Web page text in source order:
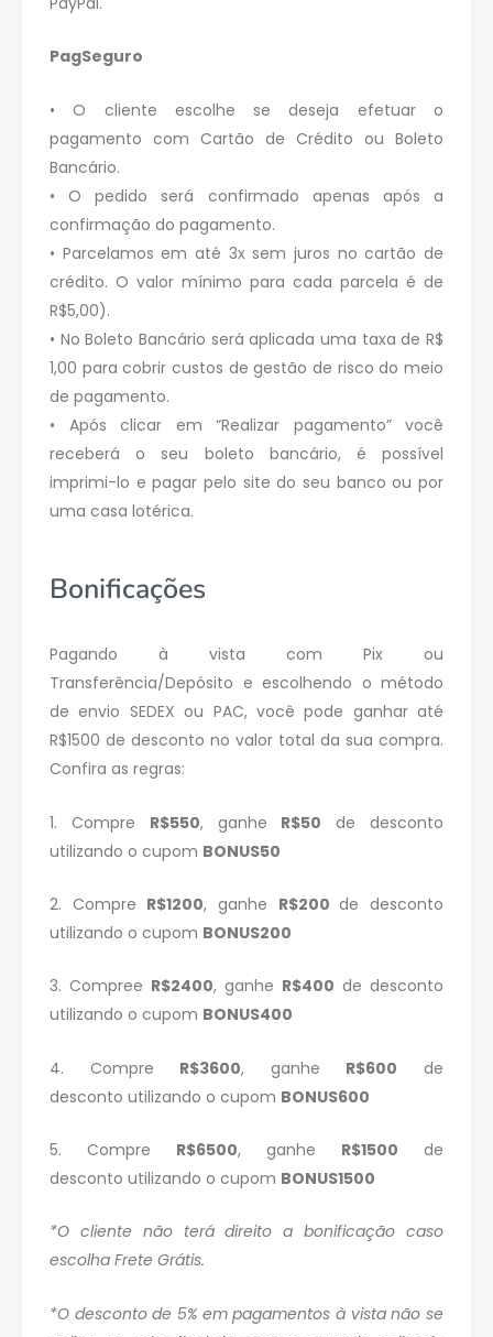
PagSeguro
• O cliente escolhe se deseja efetuar o
pagamento com Cartão de Crédito ou Boleto
Bancário.
• O pedido será confirmado apenas após a
confirmação do pagamento.
• Parcelamos em até 3x sem juros no cartão de
crédito. O valor mínimo para cada parcela é de
R$5,00).
• No Boleto Bancário será aplicada uma taxa de R$
1,00 para cobrir custos de gestão de risco do meio
de pagamento.
• Após clicar em “Realizar pagamento” você
receberá o seu boleto bancário, é possível
imprimi-lo e pagar pelo site do seu banco ou por
uma casa lotérica.
Bonificações
Pagando à vista com Pix ou
Transferência/Depósito e escolhendo o método
de envio SEDEX ou PAC, você pode ganhar até
R$1500 de desconto no valor total da sua compra.
Confira as regras:
1. Compre R$550, ganhe R$50 de desconto
utilizando o cupom BONUS50
2. Compre R$1200, ganhe R$200de desconto
utilizando o cupom BONUS200
3. Compree R$2400, ganhe R$400 de desconto
utilizando o cupom BONUS400
4. Compre R$3600, ganhe R$600 de
desconto utilizando o cupom BONUS600
5. Compre R$6500, ganhe R$1500 de
desconto utilizando o cupom BONUS1500
*O cliente não terá direito a bonificação caso
escolha Frete Grátis.
*O desconto de 5% em pagamentos à vista não se
Campanha lançada com
Voltar